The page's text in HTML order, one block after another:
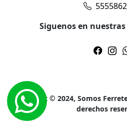
Siguenos en
Copyright © 2024, Somos
derechos